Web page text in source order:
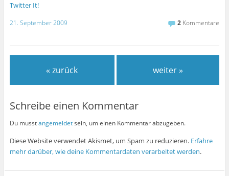
Twitter It!
21. September 2009 2 Kommentare
« zurück weiter »
Schreibe einen Kommentar
Du musstangemeldetsein, um einen Kommentar abzugeben.
Diese Website verwendet Akismet, um Spam zu reduzieren. Erfahre
mehr darüber, wie deine Kommentardaten verarbeitet werden.